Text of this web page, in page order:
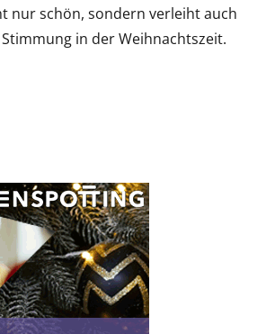
nur schön, sondern verleiht auch
in der Weihnachtszeit.